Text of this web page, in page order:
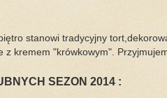
stanowi tradycyjny
kremem "krówkowym".
SEZON 2014 :